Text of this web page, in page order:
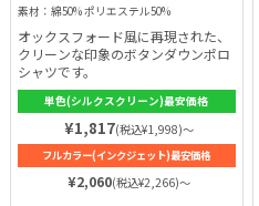
素材：綿50% ポリエステル50%
オックスフォード風に再現された、
クリーンな印象のボタンダウンポロ
シャツです。
単色(シルクスクリーン)最安価格
¥1,817(税込¥1,998)～
フルカラー(インクジェット)最安価格
¥2,060(税込¥2,266)～